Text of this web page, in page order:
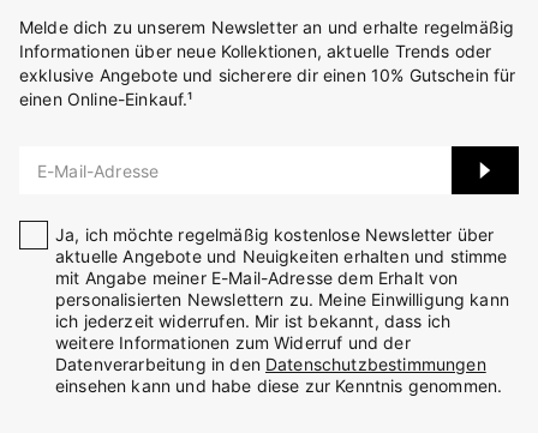
Melde dich zu unserem Newsletter an und erhalte regelmäßig
Informationen über neue Kollektionen, aktuelle Trends oder
exklusive Angebote und sicherere dir einen 10% Gutschein für
einen Online-Einkauf.¹
E-Mail-Adresse
Ja, ich möchte regelmäßig kostenlose Newsletter über
aktuelle Angebote und Neuigkeiten erhalten und stimme
mit Angabe meiner E-Mail-Adresse dem Erhalt von
personalisierten Newslettern zu. Meine Einwilligung kann
ich jederzeit widerrufen. Mir ist bekannt, dass ich
weitere Informationen zum Widerruf und der
Datenverarbeitung in den Datenschutzbestimmungen
einsehen kann und habe diese zur Kenntnis genommen.